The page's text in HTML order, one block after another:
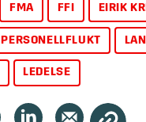
FMA FFI EIRIK
PERSONELLFLUKT
LEDELSE